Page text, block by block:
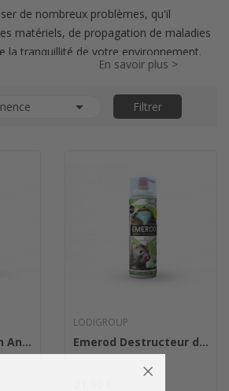
de nombreux problèmes, qu'il
matériels, de propagation de maladies
la tranquillité de votre environnement.
rats *offrent une solution
pratique :
Les répulsifs rats sont
greniers, les garages et les entrepôts,
dissuasive contre les rats.
:
Les répulsifs rats utilisent des
pour dégager des odeurs ou des
pour les rongeurs. Ces stimuli
les infestations et protéger vos
de l'environnement
En savoir plus >
 Filtrer
Emerod Protection Anti Rongeurs
LODIGROUP
Emerod Destructeur d’odeurs